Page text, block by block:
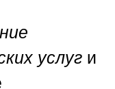
услуг и